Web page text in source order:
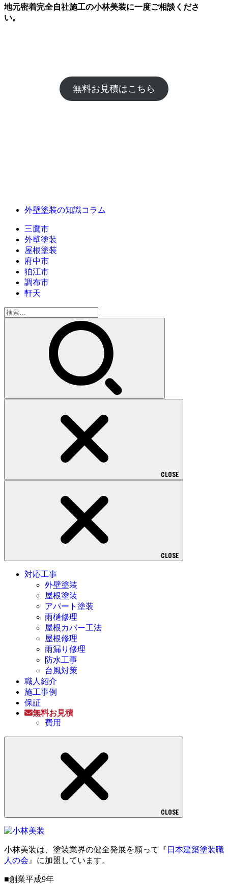
地元密着完全自社施工の小林美装に一度ご相談くださ
い。
無料お見積はこちら
外壁塗装の知識コラム
三鷹市
外壁塗装
屋根塗装
府中市
狛江市
調布市
軒天
検
索:
CLOSE
CLOSE
対応工事
外壁塗装
屋根塗装
アパート塗装
雨樋修理
屋根カバー工法
屋根修理
雨漏り修理
防水工事
台風対策
職人紹介
施工事例
保証
無料お見積
費用
CLOSE
小林美装は、塗装業界の健全発展を願って『 日本建築塗装職
人の会 』に加盟しています。
■創業平成9年